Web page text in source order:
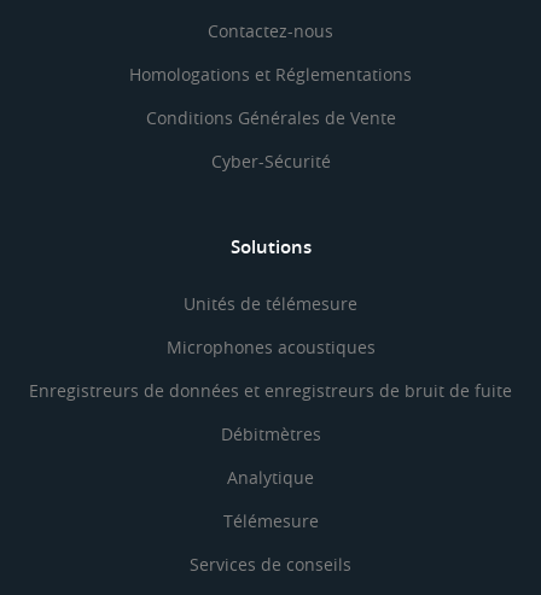
Contactez-nous
Homologations et Réglementations
Conditions Générales de Vente
Cyber-Sécurité
Solutions
Unités de télémesure
Microphones acoustiques
Enregistreurs de données et enregistreurs de bruit de fuite
Débitmètres
Analytique
Télémesure
Services de conseils